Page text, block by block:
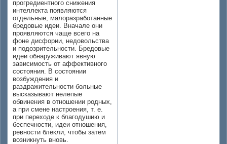
прогредиентного снижения
интеллекта появляются
отдельные, малоразработанные
бредовые идеи. Вначале они
проявляются чаще всего на
фоне дисфории, недовольства
и подозрительности. Бредовые
идеи обнаруживают явную
зависимость от аффективного
состояния. В состоянии
возбуждения и
раздражительности больные
высказывают нелепые
обвинения в отношении родных,
а при смене настроения, т. е.
при переходе к благодушию и
беспечности, идеи отношения,
ревности блекли, чтобы затем
возникнуть вновь.